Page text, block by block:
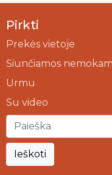
Pirkti
Prekės vietoje
Siunčiamos
Urmu
Su video
Ieškoti